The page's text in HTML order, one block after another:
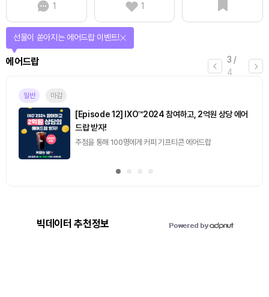
1
1
3 /
4
에어드랍
선물이 쏟아지는 에어드랍 이벤트!
일반 마감
[Episode 12] IXO™2024 참여하고, 2억원 상당 에어
드랍 받자!
추첨을 통해 100명에게 커피 기프티콘 에어드랍
빅데이터 추천정보